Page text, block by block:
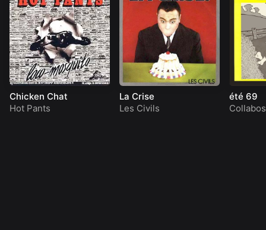
Chicken Chat
Hot Pants
La Crise
Les Civils
été 69
Collabos